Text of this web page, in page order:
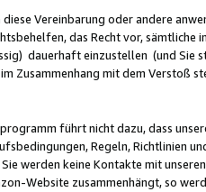
diese Vereinbarung oder andere
das Recht vor,
dauerhaft einzustellen (und Sie
Zusammenhang mit dem Verstoß
führt nicht dazu, dass
Regeln, Richtlinien
werden keine Kontakte mit
Website zusammenhängt, so